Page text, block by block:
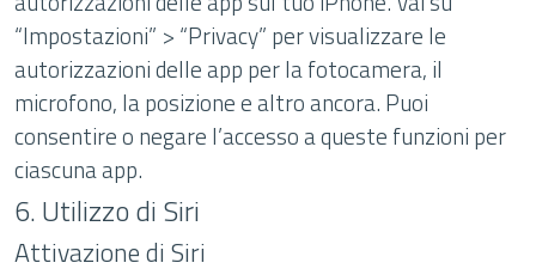
“Impostazioni” > “Privacy” per visualizzare le
autorizzazioni delle app per la fotocamera, il
microfono, la posizione e altro ancora. Puoi
consentire o negare l’accesso a queste funzioni per
ciascuna app.
6. Utilizzo di Siri
Attivazione di Siri